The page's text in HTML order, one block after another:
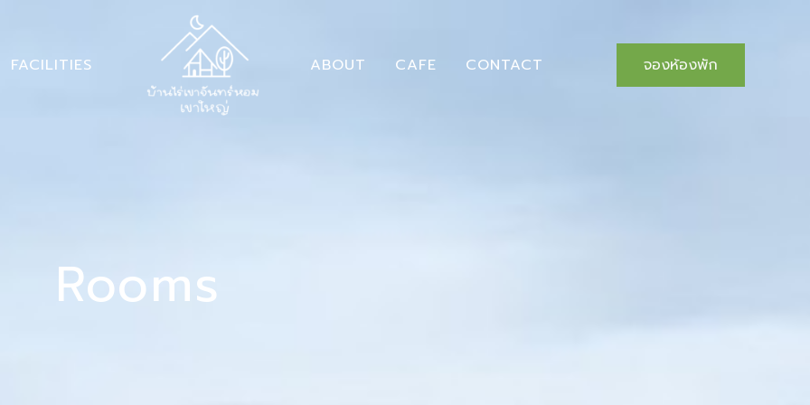
FACILITIES ABOUT CAFE CONTACT จองห้องพัก
Rooms